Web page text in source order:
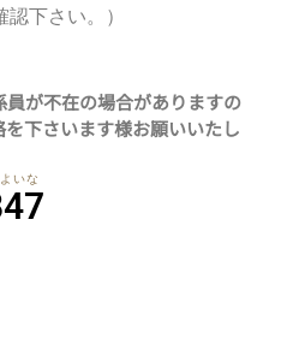
下さい。）
員が不在の場合がありますの
下さいます様お願いいたし
な